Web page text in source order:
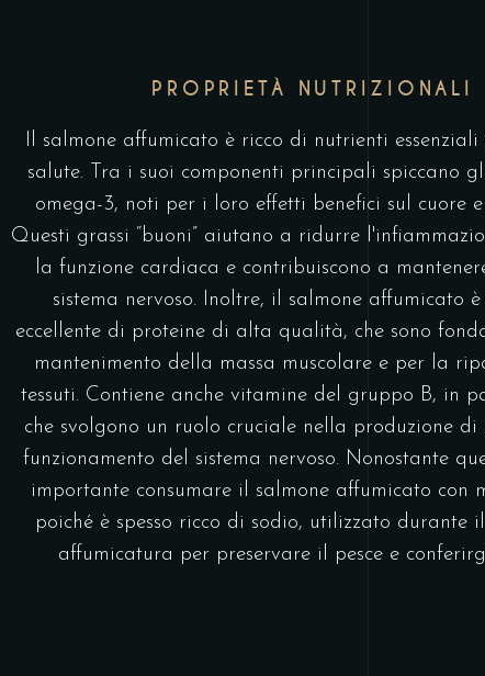
PROPRIETÀ NUTRIZIONALI
Il salmone affumicato è ricco di nutrienti
salute. Tra i suoi componenti principali spiccano
omega-3, noti per i loro effetti benefici sul cuore e
Questi grassi “buoni” aiutano a ridurre
la funzione cardiaca e contribuiscono a
sistema nervoso. Inoltre, il salmone affumicato
eccellente di proteine di alta qualità, che sono
mantenimento della massa muscolare e per la
tessuti. Contiene anche vitamine del gruppo B, in
che svolgono un ruolo cruciale nella produzione di
funzionamento del sistema nervoso. Nonostante
importante consumare il salmone affumicato con
poiché è spesso ricco di sodio, utilizzato durante
affumicatura per preservare il pesce e